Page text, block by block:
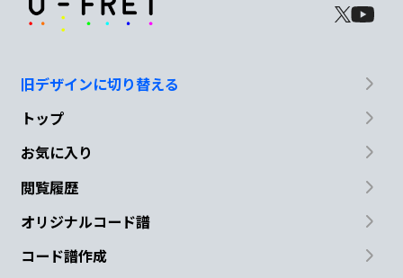
旧デザインに切り替える
トップ
お気に入り
閲覧履歴
オリジナルコード譜
コード譜作成